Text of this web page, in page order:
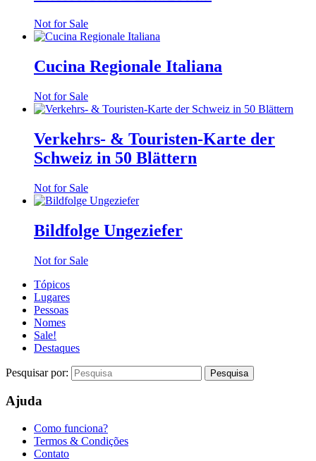
Not for Sale
Cucina Regionale Italiana
Not for Sale
Verkehrs- & Touristen-Karte der
Schweiz in 50 Blättern
Not for Sale
Bildfolge Ungeziefer
Not for Sale
Tópicos
Lugares
Pessoas
Nomes
Sale!
Destaques
Pesquisar por:
Ajuda
Como funciona?
Termos & Condições
Contato